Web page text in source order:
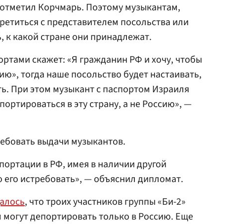
Корчмарь. Поэтому музыкантам,
с представителем посольства или
к какой стране они принадлежат.
скажет: «Я гражданин РФ и хочу, чтобы
тогда наше посольство будет настаивать,
При этом музыкант с паспортом Израиля
в эту страну, а не Россию», —
выдачи музыкантов.
в РФ, имея в наличии другой
истребовать», — объяснил дипломат.
, что троих участников группы «Би-2»
депортировать только в Россию. Еще